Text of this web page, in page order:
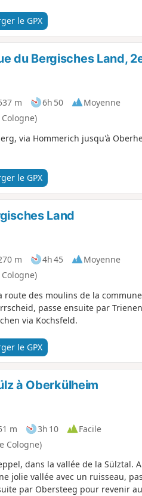
le GPX
du Bergisches Land,
m 6h 50
Moyenne
via Hommerich jusqu'à
le GPX
Land
m 4h 45
Moyenne
route des moulins de la
passe ensuite par
via Kochsfeld.
le GPX
à Oberkülheim
m 3h 10
Facile
Cologne)
dans la vallée de la
jolie vallée avec un ruisseau,
par Obersteeg pour revenir